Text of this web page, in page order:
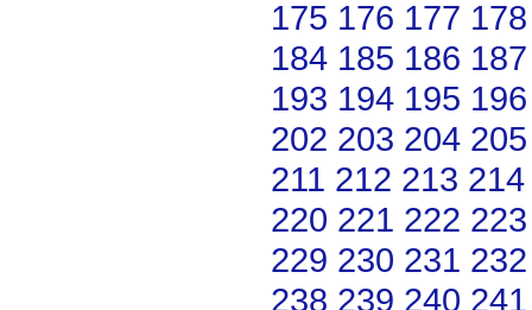
175 176 177 178
184 185 186 187
193 194 195 196
202 203 204 205
211 212 213 214
220 221 222 223
229 230 231 232
238 239 240 241